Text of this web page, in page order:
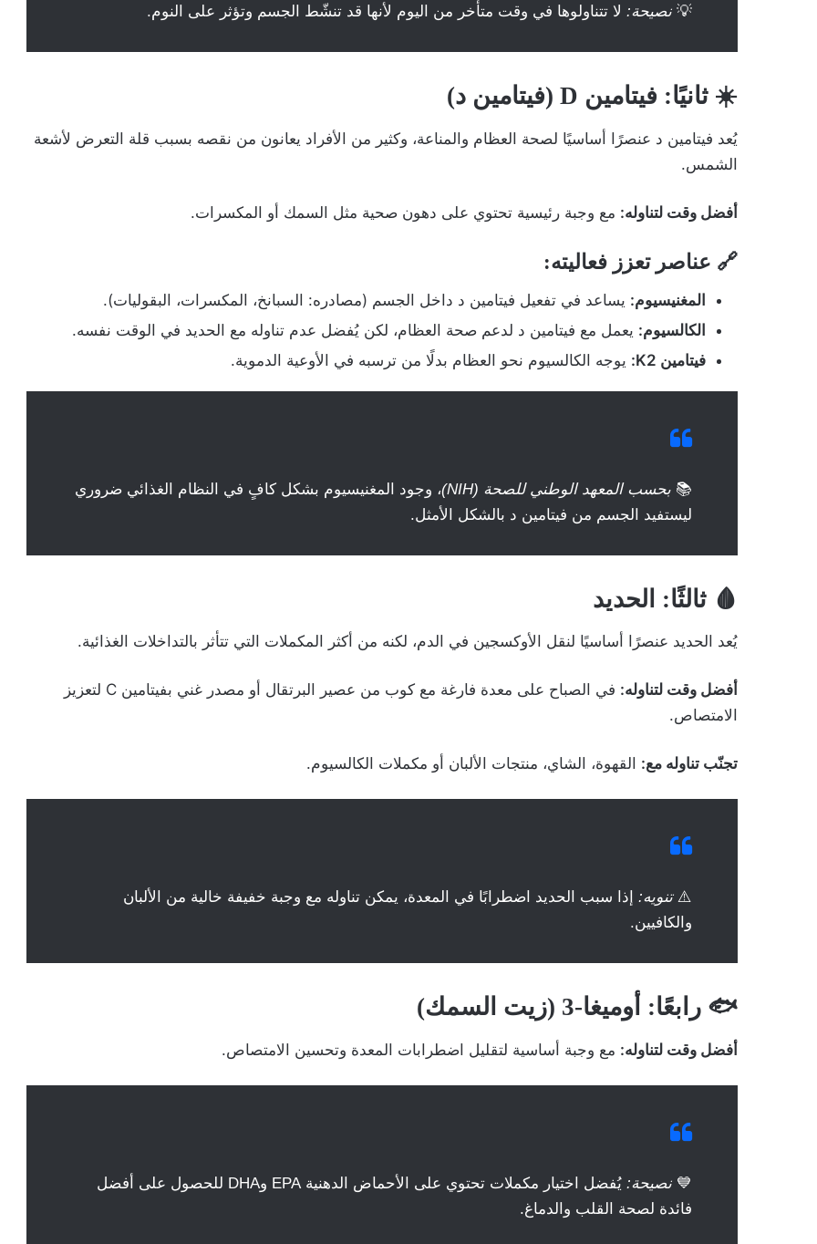
💡 نصيحة: لا تتناولوها في وقت متأخر من اليوم لأنها قد تنشّط الجسم وتؤثر على النوم.
☀️ ثانيًا: فيتامين D (فيتامين د)
يُعد فيتامين د عنصرًا أساسيًا لصحة العظام والمناعة، وكثير من الأفراد يعانون من نقصه بسبب قلة التعرض لأشعة
الشمس.
أفضل وقت لتناوله: مع وجبة رئيسية تحتوي على دهون صحية مثل السمك أو المكسرات.
🔗 عناصر تعزز فعاليته:
المغنيسيوم: يساعد في تفعيل فيتامين د داخل الجسم (مصادره: السبانخ، المكسرات، البقوليات).
الكالسيوم: يعمل مع فيتامين د لدعم صحة العظام، لكن يُفضل عدم تناوله مع الحديد في الوقت نفسه.
فيتامين K2:
يوجه الكالسيوم نحو العظام بدلًا من ترسبه في الأوعية الدموية.
📚 بحسب المعهد الوطني للصحة (NIH)
، وجود المغنيسيوم بشكل كافٍ في النظام الغذائي ضروري
ليستفيد الجسم من فيتامين د بالشكل الأمثل.
🩸 ثالثًا: الحديد
يُعد الحديد عنصرًا أساسيًا لنقل الأوكسجين في الدم، لكنه من أكثر المكملات التي تتأثر بالتداخلات الغذائية.
أفضل وقت لتناوله:
في الصباح على معدة فارغة مع كوب من عصير البرتقال أو مصدر غني بفيتامين C لتعزيز
الامتصاص.
تجنّب تناوله مع: القهوة، الشاي، منتجات الألبان أو مكملات الكالسيوم.
⚠️تنويه: إذا سبب الحديد اضطرابًا في المعدة، يمكن تناوله مع وجبة خفيفة خالية من الألبان
والكافيين.
🐟 رابعًا: أوميغا-3 (زيت السمك)
أفضل وقت لتناوله: مع وجبة أساسية لتقليل اضطرابات المعدة وتحسين الامتصاص.
💙 نصيحة:
يُفضل اختيار مكملات تحتوي على الأحماض الدهنية EPA وDHA للحصول على أفضل
فائدة لصحة القلب والدماغ.